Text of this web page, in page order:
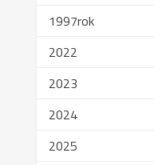
1997rok
2022
2023
2024
2025